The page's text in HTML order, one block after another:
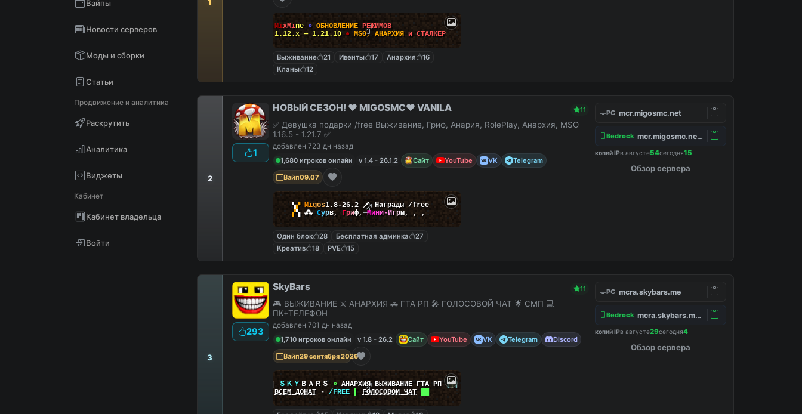
Вайпы
Новости серверов
Моды и сборки
Статьи
Продвижение и аналитика
Раскрутить
Аналитика
Виджеты
Кабинет
Кабинет владельца
Войти
MixMine » ОБНОВЛЕНИЕ РЕЖИМОВ
1.12.x — 1.21.10 ● MSO, АНАРХИЯ и СТАЛКЕР
Выживание 21 Ивенты 17 Анархия
16
Кланы
12
2
1
НОВЫЙ СЕЗОН! ❤️ MIGOSMC❤️ VANILA 11
✅ Девушка подарки /free Выживание, Гриф, Анария, RolePlay, Анархия, MSO
1.16.5 - 1.21.7 ✅
добавлен 723 дн назад
1,680 игроков онлайн
v 1.4 - 26.1.2 Сайт YouTube VK
Telegram
Вайп09.07
▚▞ Migos1.8-26.2 🗡 Награды /free
▞▚ ⁂ Сурв, Гриф,Мини-Игры, , ,
Один блок 28 Бесплатная админка
27
Креатив
18 PVE 15
PC mcr.migosmc.net
Bedrock mcr.migosmc.net:19132
копий IPв августе54сегодня15
Обзор сервера
3
293
SkyBars 11
🎮 ВЫЖИВАНИЕ ⚔️ АНАРХИЯ 🚗 ГТА РП 🎤 ГОЛОСОВОЙ ЧАТ 🌟 СМП 💻
ПК+ТЕЛЕФОН
добавлен 701 дн назад
1,710 игроков онлайн
v 1.8 - 26.2 Сайт YouTube VK Telegram
Discord
Вайп29 сентября 2026
ＳＫＹ ＢＡＲＳ » АНАРХИЯ ВЫЖИВАНИЕ ГТА РП|||
ВСЕМ ДОНАТ - /FREE ГОЛОСОВОЙ ЧАТ
PC mcra.skybars.me
Bedrock mcra.skybars.me:19132
копий IPв августе29сегодня4
Обзор сервера